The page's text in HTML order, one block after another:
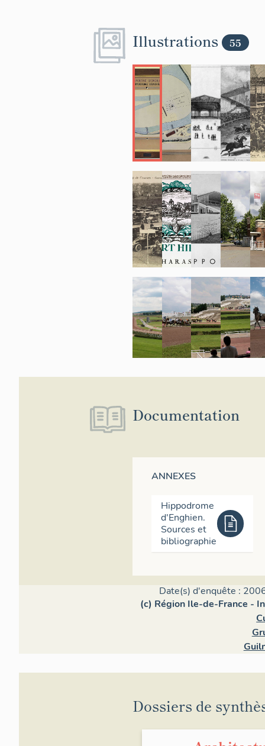
Illustrations 55
Documentation
ANNEXES
Hippodrome
d'Enghien.
Sources et
bibliographie
Date(s) d'enquête :
(c) Région Ile-de-France -
Dossiers de